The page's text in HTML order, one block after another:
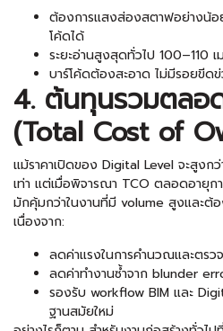
ต้องการแสงส่องสตาฟอย่างน้อ
โค้ดได้
ระยะอ่านสูงสุดทั่วไป 100–110
บาร์โค้ดต้องสะอาด ไม่มีรอยขีดข่
4. ต้นทุนรวมตลอ
(Total Cost of
แม้ราคาเปิดของ Digital Level จะสูง
เท่า แต่เมื่อพิจารณา TCO ตลอดอายุก
มักคุ้มกว่าในงานที่มี volume สูงและต้อ
เนื่องจาก:
ลดค่าแรงในการคำนวณและตร
ลดค่าทำงานซ้ำจาก blunder
รองรับ workflow BIM และ
ฐานสมัยใหม่